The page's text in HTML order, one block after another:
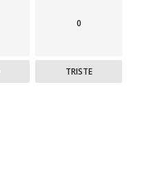
0
TRISTE